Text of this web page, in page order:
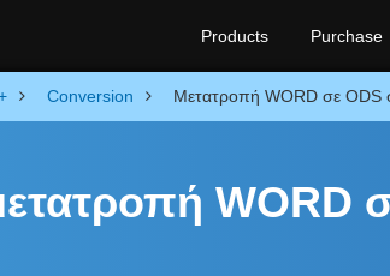
Products Purchase
Conversion Μετατροπή WORD σε
WORD